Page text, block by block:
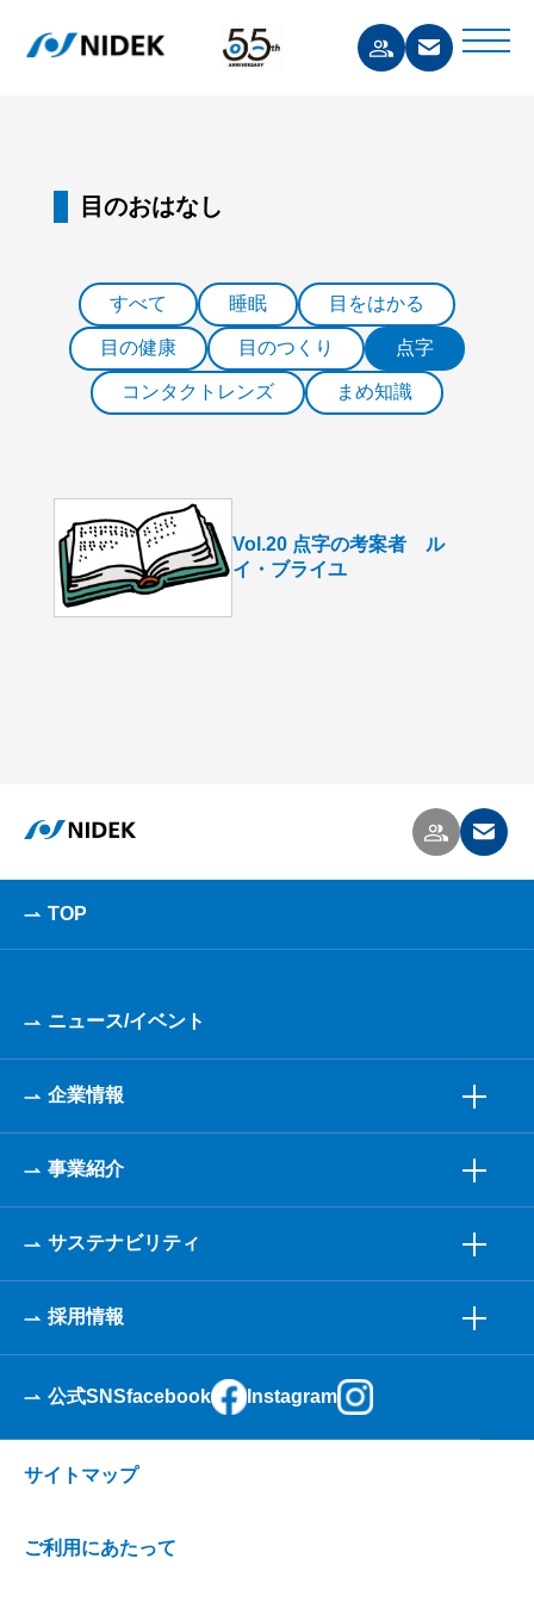
目のおはなし
すべて 睡眠 目をはかる
目の健康 目のつくり 点字
コンタクトレンズ まめ知識
Vol.20 点字の考案者 ル
イ・ブライユ
TOP
ニュース/イベント
企業情報
事業紹介
サステナビリティ
採用情報
公式SNSfacebook Instagram
サイトマップ
ご利用にあたって